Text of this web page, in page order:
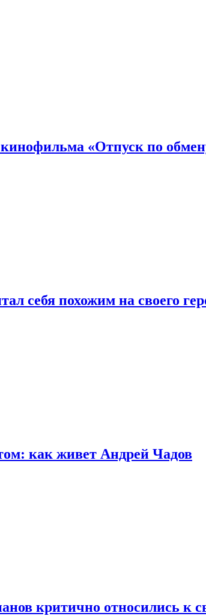
«Отпуск по
себя похожим на своего
как живет Андрей Чадов
критично относились к